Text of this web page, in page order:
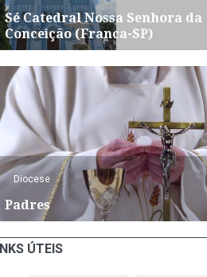
Sé Catedral Nossa Senhora da
Conceição (Franca-SP)
Diocese
Padres
ÚTEIS